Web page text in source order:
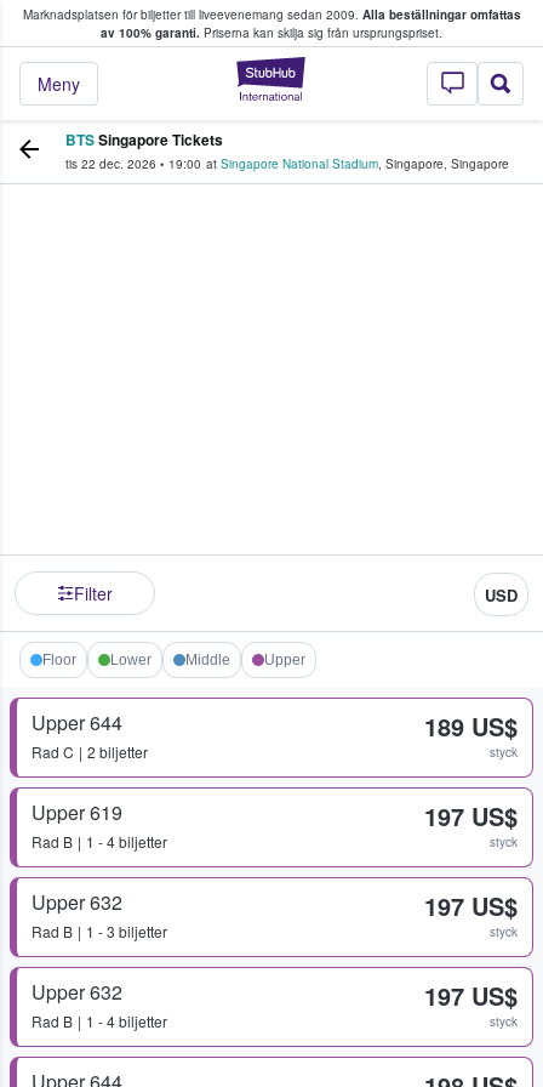
Marknadsplatsen för biljetter till liveevenemang sedan 2009. Alla beställningar omfattas
av 100% garanti. Priserna kan skilja sig från ursprungspriset.
StubHub – där
Meny
köper och säljer biljetter.
BTSSingapore Tickets
tis 22 dec. 2026 • 19:00 at Singapore National Stadium, Singapore, Singapore
Filter USD
Floor Lower Middle Upper
Upper 644
Rad C 2 biljetter
189 US$
styck
Upper 619
Rad B 1 - 4 biljetter
197 US$
styck
Upper 632
Rad B 1 - 3 biljetter
197 US$
styck
Upper 632
Rad B 1 - 4 biljetter
197 US$
styck